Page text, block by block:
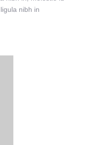
nibh in